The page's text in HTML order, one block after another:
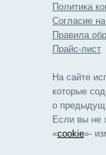
Политика
Согласие
Правила
Прайс-лист
На сайте
которые
о
Если вы не
«cookie»-